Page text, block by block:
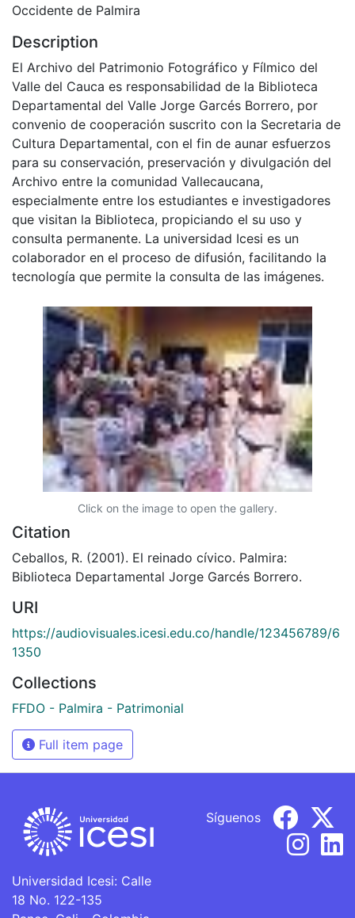
Occidente de Palmira
Description
El Archivo del Patrimonio Fotográfico y Fílmico del
Valle del Cauca es responsabilidad de la Biblioteca
Departamental del Valle Jorge Garcés Borrero, por
convenio de cooperación suscrito con la Secretaria de
Cultura Departamental, con el fin de aunar esfuerzos
para su conservación, preservación y divulgación del
Archivo entre la comunidad Vallecaucana,
especialmente entre los estudiantes e investigadores
que visitan la Biblioteca, propiciando el su uso y
consulta permanente. La universidad Icesi es un
colaborador en el proceso de difusión, facilitando la
tecnología que permite la consulta de las imágenes.
Click on the image to open the gallery.
Citation
Ceballos, R. (2001). El reinado cívico. Palmira:
Biblioteca Departamental Jorge Garcés Borrero.
URI
https://audiovisuales.icesi.edu.co/handle/123456789/6
1350
Collections
FFDO - Palmira - Patrimonial
Full item page
Universidad Icesi: Calle
18 No. 122-135
Síguenos